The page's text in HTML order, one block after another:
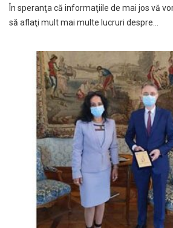
În speranţa că informaţiile de mai jos vă
să aflaţi mult mai multe lucruri despre…